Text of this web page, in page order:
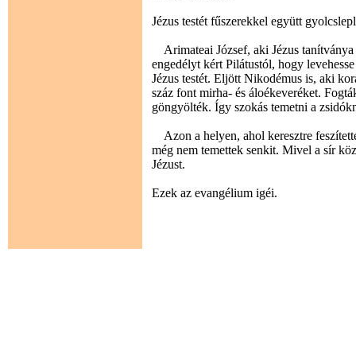
Jézus testét fűszerekkel együtt
Arimateai József, aki Jézus
engedélyt kért Pilátustól, hogy
Jézus testét. Eljött Nikodémus is, aki
száz font mirha- és áloékeveréket.
göngyölték. Így szokás temetni a
Azon a helyen, ahol keresztre
még nem temettek senkit. Mivel a sír
Jézust.
Ezek az evangélium igéi.